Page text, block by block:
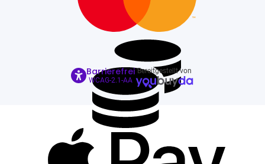
Barrierefrei
WCAG-2.1-AA
Bereitgestellt von